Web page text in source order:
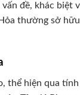
đề, khác biệt
thường sở
thể hiện qua